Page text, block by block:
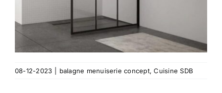
08-12-2023 balagne menuiserie concept,Cuisine SDB